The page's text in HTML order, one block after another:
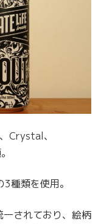
Crystal、
種類を使用。
されており、絵柄